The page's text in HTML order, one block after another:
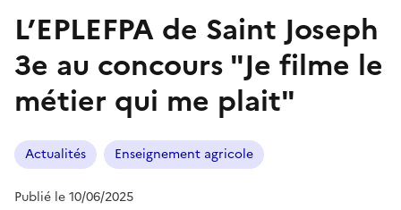
L’EPLEFPA de Saint Joseph
3e au concours "Je filme le
métier qui me plait"
Actualités Enseignement agricole
Publié le 10/06/2025